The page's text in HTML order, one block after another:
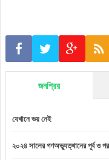
জনপ্রিয়
যেখানে ভয় নেই
২০২৪ সালের গণঅভ্যুত্থানের পূর্ব ও